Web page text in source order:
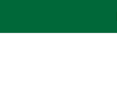
contenido